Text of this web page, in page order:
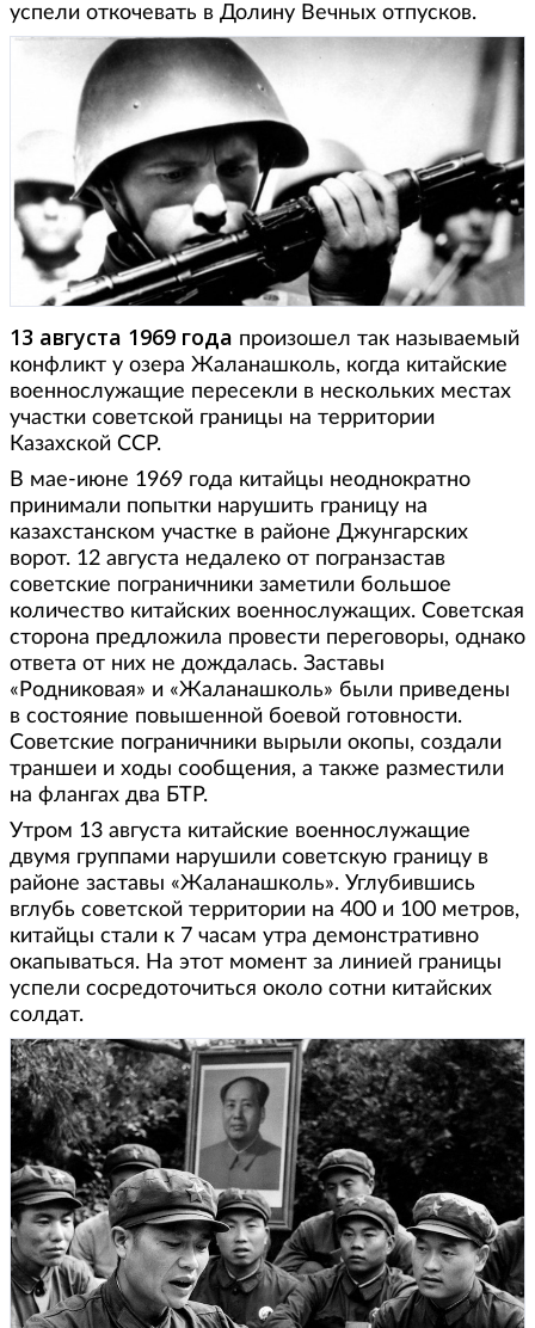
успели откочевать в Долину Вечных отпусков.
13 августа 1969 года произошел так называемый
конфликт у озера Жаланашколь, когда китайские
военнослужащие пересекли в нескольких местах
участки советской границы на территории
Казахской ССР.
В мае-июне 1969 года китайцы неоднократно
принимали попытки нарушить границу на
казахстанском участке в районе Джунгарских
ворот. 12 августа недалеко от погранзастав
советские пограничники заметили большое
количество китайских военнослужащих. Советская
сторона предложила провести переговоры, однако
ответа от них не дождалась. Заставы
«Родниковая» и «Жаланашколь» были приведены
в состояние повышенной боевой готовности.
Советские пограничники вырыли окопы, создали
траншеи и ходы сообщения, а также разместили
на флангах два БТР.
Утром 13 августа китайские военнослужащие
двумя группами нарушили советскую границу в
районе заставы «Жаланашколь». Углубившись
вглубь советской территории на 400 и 100 метров,
китайцы стали к 7 часам утра демонстративно
окапываться. На этот момент за линией границы
успели сосредоточиться около сотни китайских
солдат.